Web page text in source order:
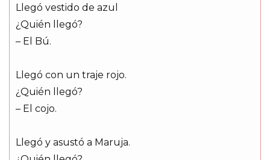
Llegó vestido de azul
¿Quién llegó?
– El Bú.
Llegó con un traje rojo.
¿Quién llegó?
– El cojo.
Llegó y asustó a Maruja.